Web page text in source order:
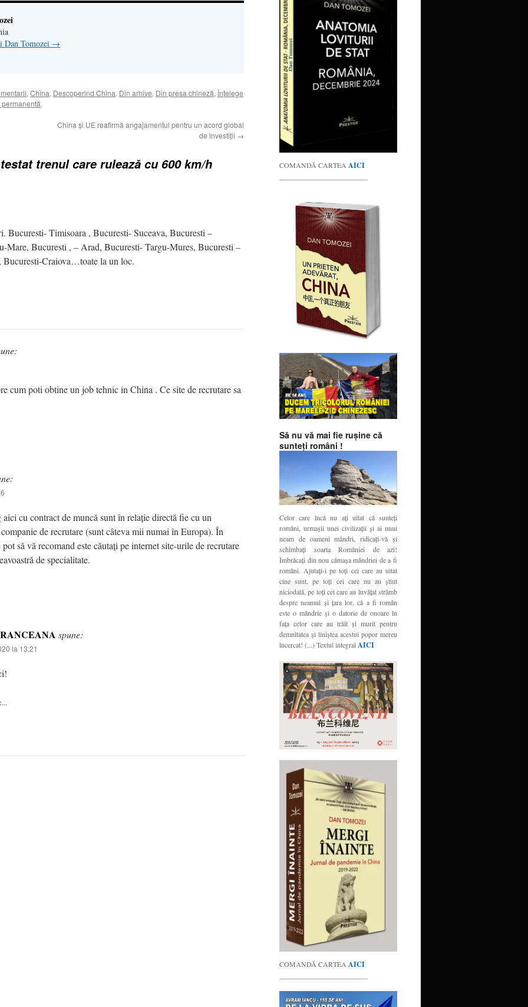
Dan Tomozei →
, China, Descoperind China, Din arhive, Din presa chineză, Înţelege
.
China și UE reafirmă angajamentul pentru un acord global
de investiții →
trenul care rulează cu 600 km/h
Bucuresti- Timisoara , Bucuresti- Suceava, Bucuresti –
Mare, Bucuresti , – Arad, Bucuresti- Targu-Mures, Bucuresti –
Bucuresti-Craiova…toate la un loc.
cum poti obtine un job tehnic in China . Ce site de recrutare sa
cu contract de muncă sunt în relație directă fie cu un
de recrutare (sunt câteva mii numai în Europa). În
pot să vă recomand este căutați pe internet site-urile de recrutare
de specialitate.
spune:
la 13:21
COMANDĂ CARTEA AICI
Să nu vă mai fie ruşine că
sunteţi români !
Celor care încă nu aţi uitat că sunteţi
români, urmaşii unei civilizaţii şi ai unui
neam de oameni mândri, ridicaţi-vă şi
schimbaţi soarta României de azi!
Îmbrăcaţi din nou cămaşa mândriei de a fi
români. Ajutaţi-i pe toţi cei care au uitat
cine sunt, pe toţi cei care nu au ştiut
niciodată, pe toţi cei care au învăţat strâmb
despre neamul şi ţara lor, că a fi român
este o mândrie şi o datorie de onoare în
faţa celor care au trăit şi murit pentru
demnitatea şi liniştea acestui popor mereu
încercat! (...) Textul integralAICI
COMANDĂ CARTEA AICI